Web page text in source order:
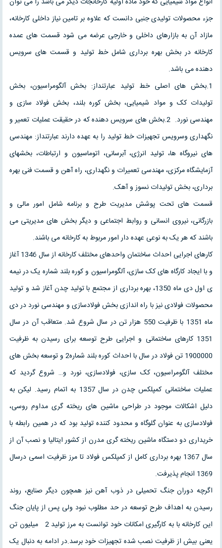
جزء محصولات تولیدی جنبی دانست که علاوه بر تامین نیاز داخلی کارخانه،
مازاد آن به بازارهای داخلی و خارجی عرضه می شود قسمت های عمده
کارخانه در بخش بهره برداری شامل خط تولید و قسمت های سرویس
دهنده می باشد.
1.بخش های اصلی خط تولید عبارتنداز: بخش آلگومراسیون، بخش
تولیدات کک و مواد شیمیایی، بخش کوره بلند، بخش فولاد سازی و
مهندسی نورد. 2.بخش های سرویس دهنده که در حقیقت عملیات تعمیر و
نگهداری وسرویس تجهیزات خط تولید را به عهده دارند عبارتنداز: مهندسی
های نیروگاه ها، تولید انرژی، آبرسانی، اتوماسیون و ارتباطات، بخشهای
آزمایشگاه مرکزی، مهندسی تعمیرات و نگهداری، راه آهن و قسمت فنی بهره
برداری، بخش تولیدات نسوز و آهک.
قسمت های تحت پوشش مدیریت طرح و برنامه شامل امور مالی و
بازرگانی، نیروی انسانی و روابط اجتماعی و دیگر بخش های مدیریتی می
باشند که هر یک به نوعی عهده دار امور مربوط به کارخانه می باشند.
کارهای اجرایی احداث ساختمان واحدهای مختلف کارخانه از سال 1346 آغاز
و با ایجاد کارگاه های کک سازی، آلگومراسیون و کوره بلند شماره یک در نیمه
ی اول دی ماه 1350، بهره برداری از مجتمع با تولید چدن آغاز شد و تولید
محصولات فولادی نیز با راه اندازی بخش فولادسازی و مهندسی نورد در دی
ماه 1351 با ظرفیت 550 هزار تن در سال شروع شد. متعاقب آن در سال
1351 کارهای ساختمانی و اجرایی طرح توسعه برای رسیدن به ظرفیت
1900000 تن فولاد در سال با احداث کوره بلند شماره2 و توسعه بخش های
مختلف آلگومراسیون، کک سازی، فولادسازی، نورد و… شروع گردید که
عملیات ساختمانی کمپلکس چدن در سال 1357 به اتمام رسید. لیکن به
دلیل اشکالات موجود در طراحی ماشین های ریخته گری مداوم روسی،
فولادسازی به عنوان گلوگاه و محدود کننده تولید بود که در همین رابطه با
خریداری دو دستگاه ماشین ریخته گری مدرن از کشور ایتالیا و نصب آن از
سال 1367 بهره برداری کامل از کمپلکس فولاد تا مرز ظرفیت اسمی درسال
1369 انجام پذیرفت.
اگرچه دوران جنگ تحمیلی در ذوب آهن نیز همچون دیگر صنایع، روند
رسیدن به اهداف طرح توسعه در حد مطلوب نبود ولی پس از پایان جنگ
این کارخانه با به کارگیری امکانات خود توانست به مرز تولید 2 میلیون تن
یعنی بیش از ظرفیت نصب شده تجهیزات خود برسد.در ادامه به دنبال یک